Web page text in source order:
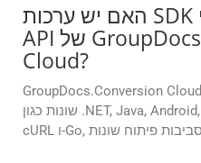
האם יש ערכות SDK זמינות עבור ממשקי
API של GroupDocs.Conversion
Cloud?
GroupDocs.Conversion Cloud מספק SDK לשפות תכנות
שונות כגון .NET, Java, Android, PHP, Node.js, Python, Ruby,